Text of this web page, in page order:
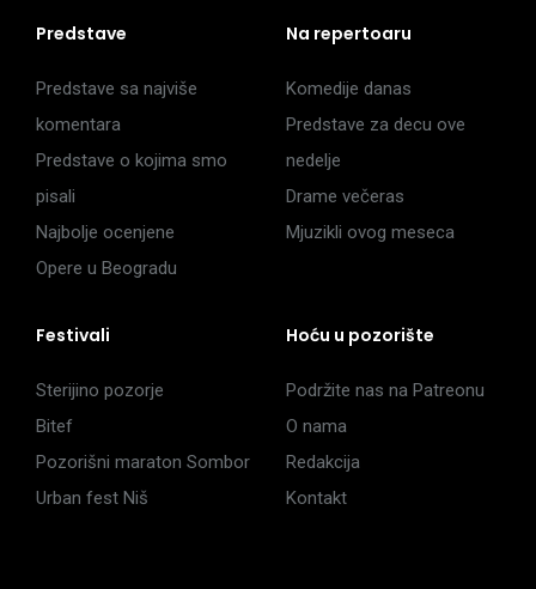
Predstave
Predstave sa najviše
komentara
Predstave o kojima smo
pisali
Najbolje ocenjene
Opere u Beogradu
Na repertoaru
Komedije danas
Predstave za decu ove
nedelje
Drame večeras
Mjuzikli ovog meseca
Festivali
Sterijino pozorje
Bitef
Pozorišni maraton Sombor
Urban fest Niš
Hoću u pozorište
Podržite nas na Patreonu
O nama
Redakcija
Kontakt